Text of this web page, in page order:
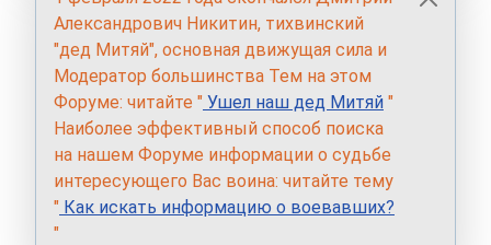
Александрович Никитин, тихвинский
"дед Митяй", основная движущая сила и
Модератор большинства Тем на этом
Форуме: читайте " Ушел наш дед Митяй "
Наиболее эффективный способ поиска
на нашем Форуме информации о судьбе
интересующего Вас воина: читайте тему
" Как искать информацию о воевавших?
"